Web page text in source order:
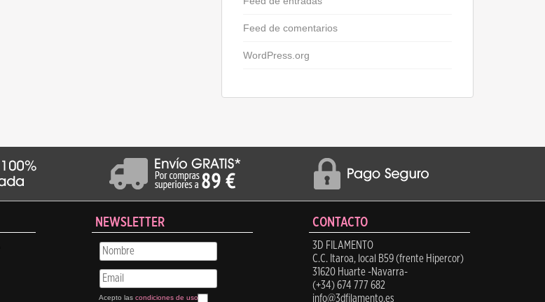
Feed de comentarios
WordPress.org
NEWSLETTER
Acepto las condiciones de uso
CONTACTO
3D FILAMENTO
C.C. Itaroa, local B59 (frente Hipercor)
31620 Huarte -Navarra-
(+34) 674 777 682
info@3dfilamento.es